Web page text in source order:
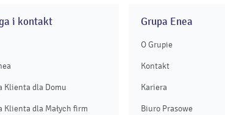
i kontakt
Klienta dla Domu
Klienta dla Małych firm
Grupa Enea
O Grupie
Kontakt
Kariera
Biuro Prasowe